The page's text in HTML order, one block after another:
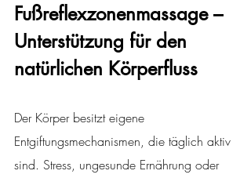
Fußreflexzonenmassage –
Unterstützung für den
natürlichen Körperfluss
Der Körper besitzt eigene
Entgiftungsmechanismen, die täglich aktiv
sind. Stress, ungesunde Ernährung oder